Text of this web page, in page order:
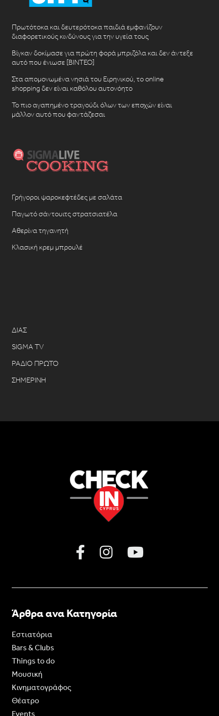
Πρωτότοκα και δευτερότοκα παιδιά εμφανίζουν
διαφορετικούς κινδύνους για την υγεία τους
Βίγκαν δοκίμασε για πρώτη φορά μπριζόλα και δεν άντεξε
αυτό που ένιωσε [ΒΙΝΤΕΟ]
Στα απομονωμένα νησιά του Ειρηνικού, το online
shopping δεν είναι καθόλου αυτονόητο
Το πιο αγαπημένο τραγούδι όλων των εποχών είναι
μάλλον αυτό που φαντάζεσαι
Γρήγοροι ψαροκεφτέδες με σαλάτα
Παγωτό σάντουιτς στρατσιατέλα
Αθερίνα τηγανητή
Κλασική κρεμ μπρουλέ
ΔΙΑΣ
SIGMA TV
ΡΑΔΙΟ ΠΡΩΤΟ
ΣΗΜΕΡΙΝΗ
Άρθρα ανα Κατηγορία
Εστιατόρια
Bars & Clubs
Things to do
Moυσική
Κινηματογράφος
Θέατρο
Events